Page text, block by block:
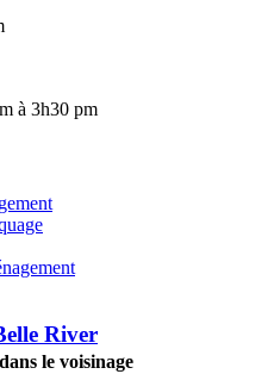
à 3h30 pm
River
le voisinage